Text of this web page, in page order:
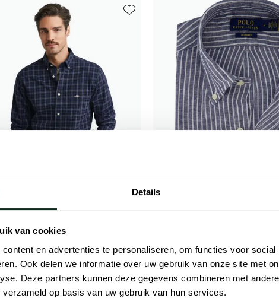
Details
van cookies
en advertenties te personaliseren, om functies voor social
Ook delen we informatie over uw gebruik van onze site met
Deze partners kunnen deze gegevens combineren met
op basis van uw gebruik van hun services.
lange mouw donkerblauw geruit
€ 80,00 - 20%
Toevoegen aan favorieten
Overhemd Custom Fit navy wit
linnen
€ 195,00 € 156,00 - 20%